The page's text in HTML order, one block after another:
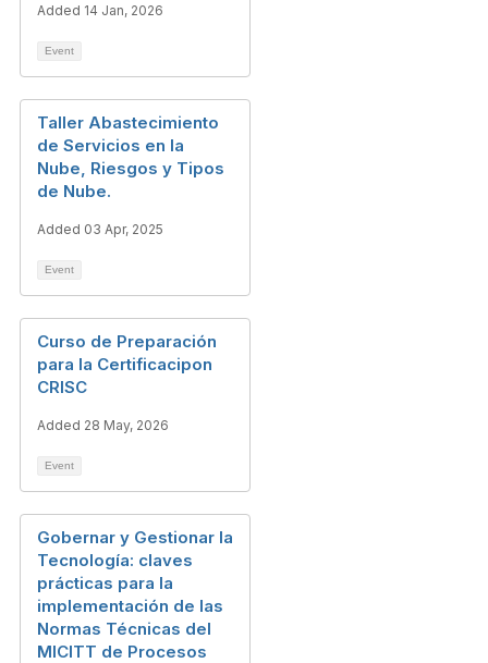
Added 14 Jan, 2026
Event
Taller Abastecimiento
de Servicios en la
Nube, Riesgos y Tipos
de Nube.
Added 03 Apr, 2025
Event
Curso de Preparación
para la Certificacipon
CRISC
Added 28 May, 2026
Event
Gobernar y Gestionar la
Tecnología: claves
prácticas para la
implementación de las
Normas Técnicas del
MICITT de Procesos